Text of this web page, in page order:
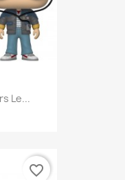
Le...
favorite_border